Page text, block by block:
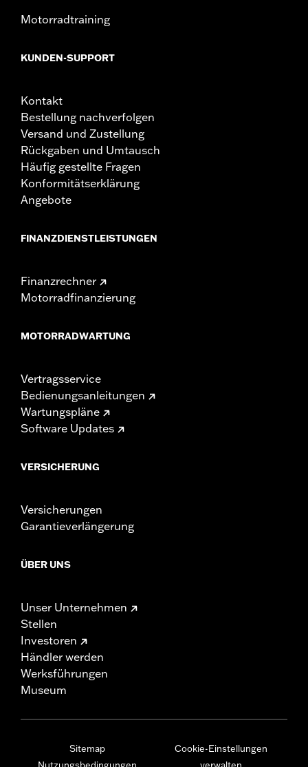
Motorradtraining
KUNDEN-SUPPORT
Kontakt
Bestellung nachverfolgen
Versand und Zustellung
Rückgaben und Umtausch
Häufig gestellte Fragen
Konformitätserklärung
Angebote
FINANZDIENSTLEISTUNGEN
Finanzrechner
Motorradfinanzierung
MOTORRADWARTUNG
Vertragsservice
Bedienungsanleitungen
Wartungspläne
Software Updates
VERSICHERUNG
Versicherungen
Garantieverlängerung
ÜBER UNS
Unser Unternehmen
Stellen
Investoren
Händler werden
Werksführungen
Museum
Sitemap
Nutzungsbedingungen
Cookie-Einstellungen
verwalten